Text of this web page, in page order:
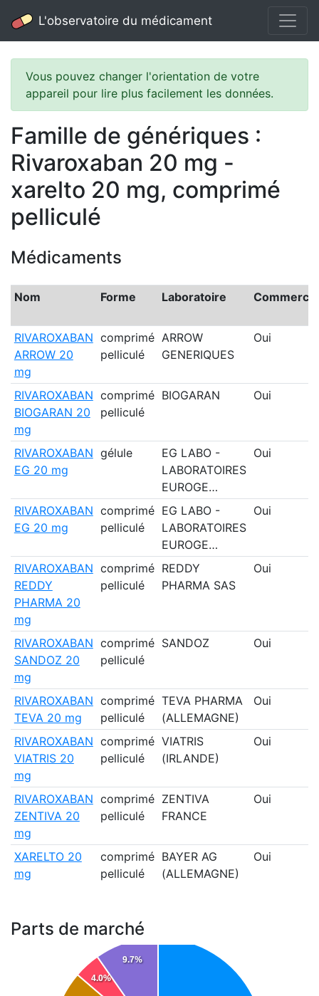
L'observatoire du médicament
Vous pouvez changer l'orientation de votre
appareil pour lire plus facilement les données.
Famille de génériques :
Rivaroxaban 20 mg -
xarelto 20 mg, comprimé
pelliculé
Médicaments
Nom Forme Laboratoire
RIVAROXABAN
ARROW 20
mg
comprimé
pelliculé
ARROW
GENERIQUES
Oui
RIVAROXABAN
BIOGARAN 20
mg
comprimé
pelliculé
BIOGARAN Oui
RIVAROXABAN
EG 20 mg
gélule
EG LABO -
LABORATOIRES
EUROGE…
Oui
RIVAROXABAN
EG 20 mg
comprimé
pelliculé
EG LABO -
LABORATOIRES
EUROGE…
Oui
RIVAROXABAN
REDDY
PHARMA 20
mg
comprimé
pelliculé
REDDY
PHARMA SAS
Oui
RIVAROXABAN
SANDOZ 20
mg
comprimé
pelliculé
SANDOZ Oui
RIVAROXABAN
TEVA 20 mg
comprimé
pelliculé
TEVA PHARMA
(ALLEMAGNE)
Oui
RIVAROXABAN
VIATRIS 20
mg
comprimé
pelliculé
VIATRIS
(IRLANDE)
Oui
RIVAROXABAN
ZENTIVA 20
mg
comprimé
pelliculé
ZENTIVA
FRANCE
Oui
XARELTO 20
mg
comprimé
pelliculé
BAYER AG
(ALLEMAGNE)
Oui
Parts de marché
4.0%
9.7%